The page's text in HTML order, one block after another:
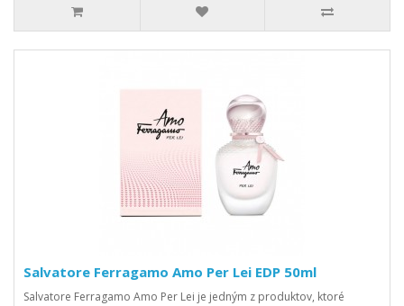
Salvatore Ferragamo Amo Per Lei EDP 50ml
Salvatore Ferragamo Amo Per Lei je jedným z produktov, ktoré